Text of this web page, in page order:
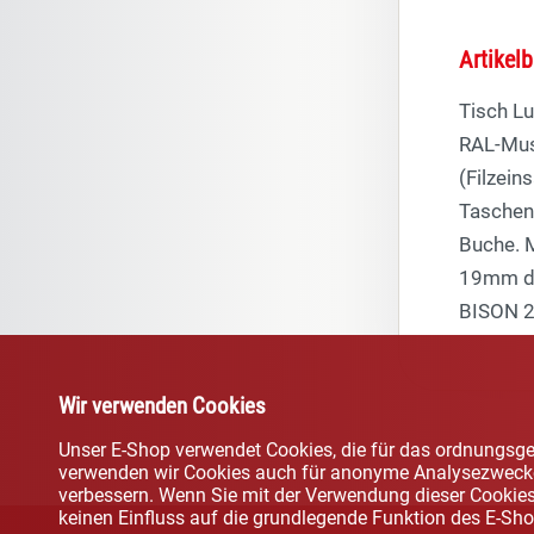
Tisch
RAL-
Buche.
19mm
BISON
Wir verwenden Cookies
Unser E-Shop verwendet Cookies, die für das
verwenden wir Cookies auch für anonyme
verbessern. Wenn Sie mit der Verwendung dieser
keinen Einfluss auf die grundlegende Funktion des E-